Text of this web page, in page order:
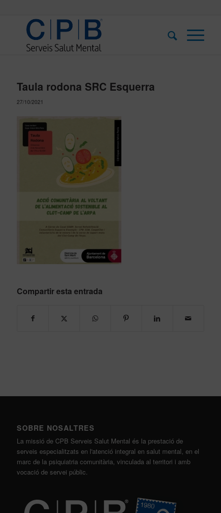
Taula rodona SRC Esquerra
27/10/2021
Compartir esta entrada
SOBRE NOSALTRES
La missió de CPB Serveis Salut Mental és la prestació de
serveis especialitzats en l'atenció integral en salut mental, en el
marc de la psiquiatria comunitària, vinculada al territori i amb
vocació de servei públic.